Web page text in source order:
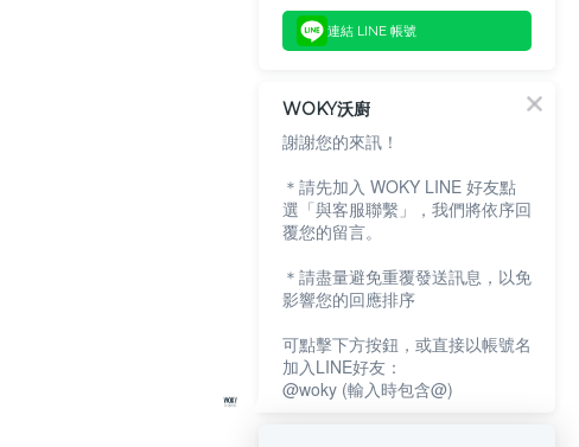
NT$2,699
連結 LINE 帳號
WOKY沃廚
謝謝您的來訊！
＊請先加入 WOKY LINE 好友點
選「與客服聯繫」，我們將依序回
覆您的留言。
＊請盡量避免重覆發送訊息，以免
影響您的回應排序
可點擊下方按鈕，或直接以帳號名
加入LINE好友：
@woky (輸入時包含@)